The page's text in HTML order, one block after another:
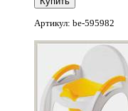
Артикул: be-595982